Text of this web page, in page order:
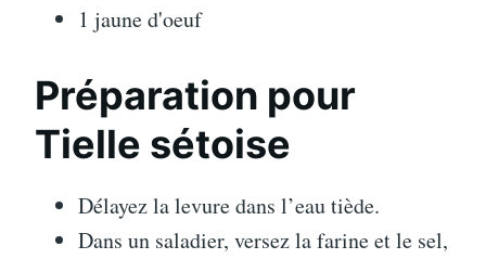
1 jaune d'oeuf
Préparation pour
Tielle sétoise
Délayez la levure dans l’eau tiède.
Dans un saladier, versez la farine et le sel,